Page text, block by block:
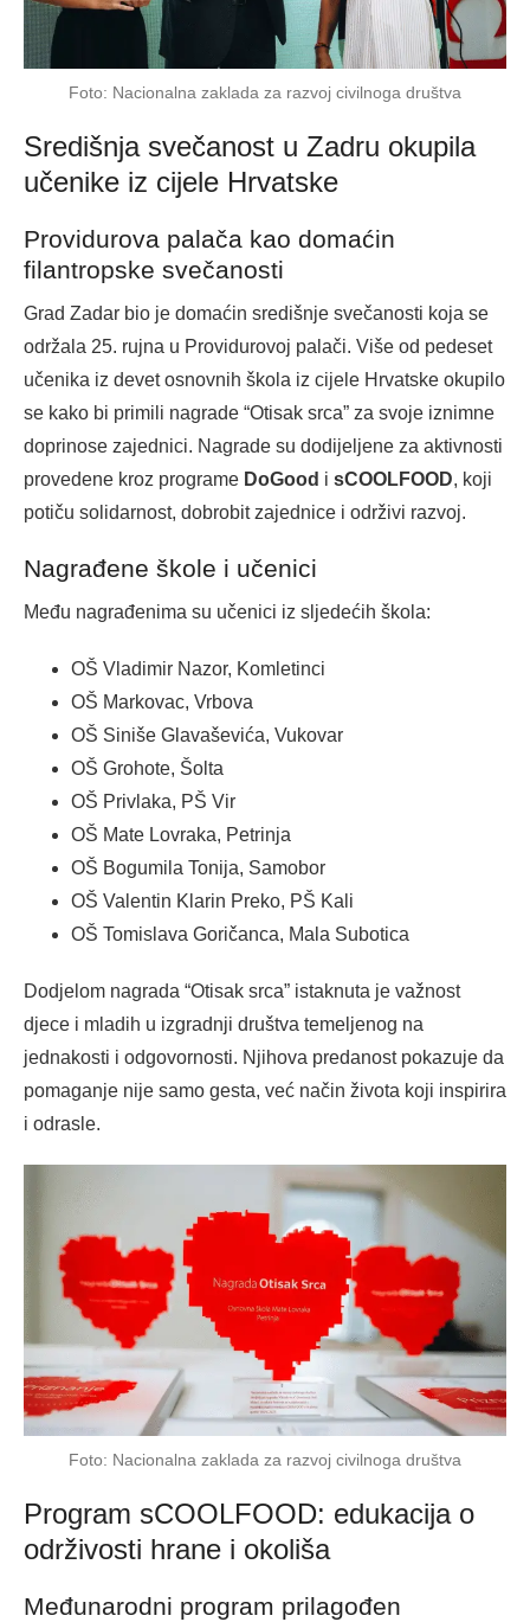
Foto: Nacionalna zaklada za razvoj civilnoga društva
Središnja svečanost u Zadru okupila
učenike iz cijele Hrvatske
Providurova palača kao domaćin
filantropske svečanosti
Grad Zadar bio je domaćin središnje svečanosti koja se
održala 25. rujna u Providurovoj palači. Više od pedeset
učenika iz devet osnovnih škola iz cijele Hrvatske okupilo
se kako bi primili nagrade “Otisak srca” za svoje iznimne
doprinose zajednici. Nagrade su dodijeljene za aktivnosti
provedene kroz programe DoGood i sCOOLFOOD, koji
potiču solidarnost, dobrobit zajednice i održivi razvoj.
Nagrađene škole i učenici
Među nagrađenima su učenici iz sljedećih škola:
OŠ Vladimir Nazor, Komletinci
OŠ Markovac, Vrbova
OŠ Siniše Glavaševića, Vukovar
OŠ Grohote, Šolta
OŠ Privlaka, PŠ Vir
OŠ Mate Lovraka, Petrinja
OŠ Bogumila Tonija, Samobor
OŠ Valentin Klarin Preko, PŠ Kali
OŠ Tomislava Goričanca, Mala Subotica
Dodjelom nagrada “Otisak srca” istaknuta je važnost
djece i mladih u izgradnji društva temeljenog na
jednakosti i odgovornosti. Njihova predanost pokazuje da
pomaganje nije samo gesta, već način života koji inspirira
i odrasle.
Foto: Nacionalna zaklada za razvoj civilnoga društva
Program sCOOLFOOD: edukacija o
održivosti hrane i okoliša
Međunarodni program prilagođen